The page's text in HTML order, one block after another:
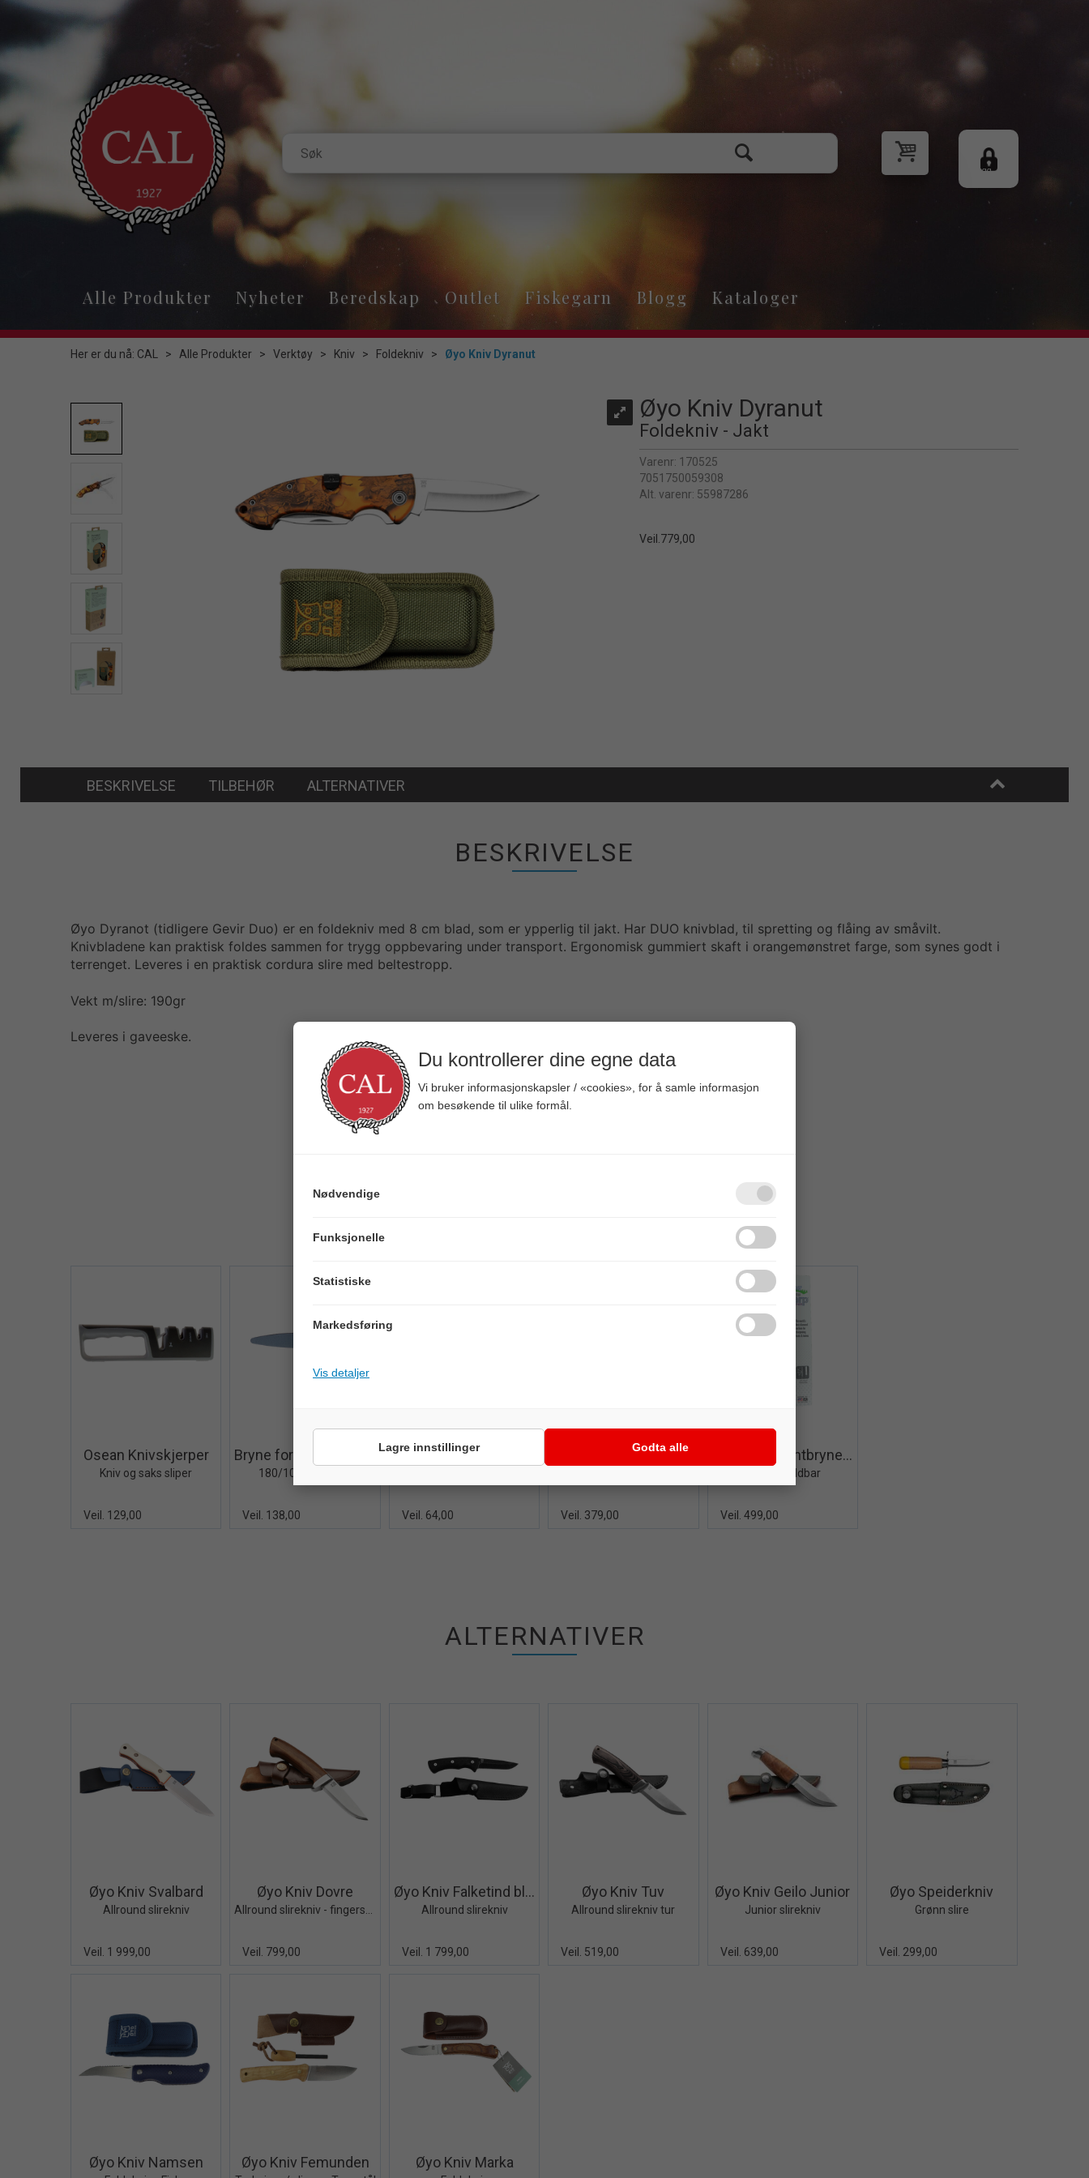
Logg
Alle Produkter Nyheter Beredskap Outlet Fiskegarn Blogg Kataloger
Her er du nå: CAL > Alle Produkter > Verktøy > Kniv > Foldekniv > Øyo Kniv Dyranut
Øyo Kniv Dyranut
Foldekniv - Jakt
Varenr: 170525
7051750059308
Alt. varenr: 55987286
Veil. 779,00
BESKRIVELSE TILBEHØR ALTERNATIVER
BESKRIVELSE
Øyo Dyranot (tidligere Gevir Duo) er en foldekniv med 8 cm blad, som er ypperlig til jakt. Har DUO knivblad, til spretting og flåing av småvilt.
Knivbladene kan praktisk foldes sammen for trygg oppbevaring under transport. Ergonomisk gummiert skaft i orangemønstret farge, som synes godt i
terrenget. Leveres i en praktisk cordura slire med beltestropp.
Vekt m/slire: 190gr
Leveres i gaveeske.
Osean Knivskjerper
Kniv og saks sliper
Veil. 129,00
180/100 - 230mm
Veil. 138,00
Bryne / Slipestein
Veil. 64,00
Øyo Accusharp
Veil. 379,00
DMT - Diamantbryne mini
Bryne - Foldbar
Veil. 499,00
ALTERNATIVER
Øyo Kniv Svalbard
Allround slirekniv
Veil. 1 999,00
Øyo Kniv Dovre
Veil. 799,00
Øyo Kniv Falketind black
Allround slirekniv
Veil. 1 799,00
Øyo Kniv Tuv
Allround slirekniv tur
Veil. 519,00
Øyo Kniv Geilo Junior
Junior slirekniv
Veil. 639,00
Øyo Speiderkniv
Grønn slire
Veil. 299,00
Øyo Kniv Namsen Øyo Kniv Femunden Øyo Kniv Marka
Du kontrollerer dine egne data
Vi bruker informasjonskapsler / «cookies», for å samle informasjon
om besøkende til ulike formål.
Nødvendige
Funksjonelle
Statistiske
Markedsføring
Vis detaljer
Lagre innstillinger Godta alle